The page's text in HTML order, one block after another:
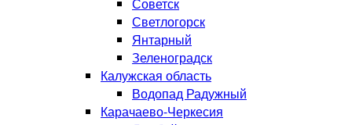
Светлогорск
Янтарный
Зеленоградск
Калужская область
Водопад Радужный
Карачаево-Черкесия